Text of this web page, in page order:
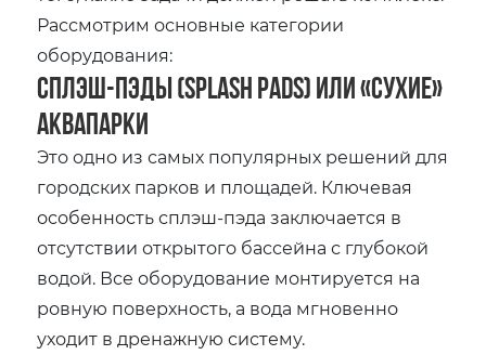
Рассмотрим основные категории
оборудования:
Сплэш-пэды (Splash Pads) или «Сухие»
аквапарки
Это одно из самых популярных решений для
городских парков и площадей. Ключевая
особенность сплэш-пэда заключается в
отсутствии открытого бассейна с глубокой
водой. Все оборудование монтируется на
ровную поверхность, а вода мгновенно
уходит в дренажную систему.